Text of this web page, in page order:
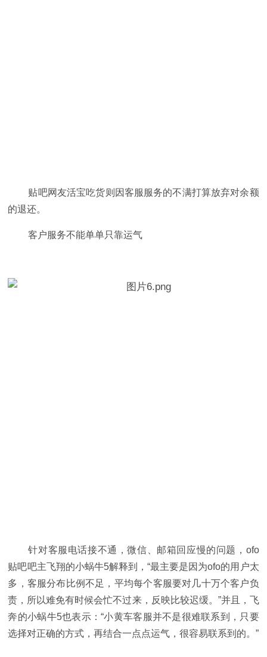
贴吧网友活宝吃货则因客服服务的不满打算放弃对余额
的退还。
客户服务不能单单只靠运气
针对客服电话接不通，微信、邮箱回应慢的问题，ofo
贴吧吧主飞翔的小蜗牛5解释到，“最主要是因为ofo的用户太
多，客服分布比例不足，平均每个客服要对几十万个客户负
责，所以难免有时候会忙不过来，反映比较迟缓。”并且，飞
奔的小蜗牛5也表示：“小黄车客服并不是很难联系到，只要
选择对正确的方式，再结合一点点运气，很容易联系到的。”